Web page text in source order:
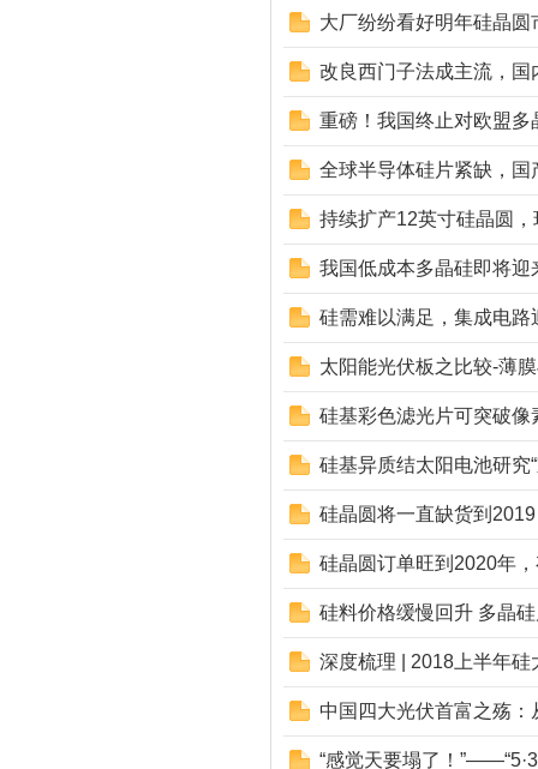
大厂纷纷看好明年硅晶圆
改良西门子法成主流，
重磅！我国终止对欧盟多
全球半导体硅片紧缺，国
持续扩产12英寸硅晶圆
我国低成本多晶硅即将迎
硅需难以满足，集成电路
太阳能光伏板之比较-薄
硅基彩色滤光片可突破像
硅基异质结太阳电池研究“
硅晶圆将一直缺货到
硅晶圆订单旺到2020年
硅料价格缓慢回升 多晶
深度梳理 | 2018上半年硅
中国四大光伏首富之殇：
“感觉天要塌了！